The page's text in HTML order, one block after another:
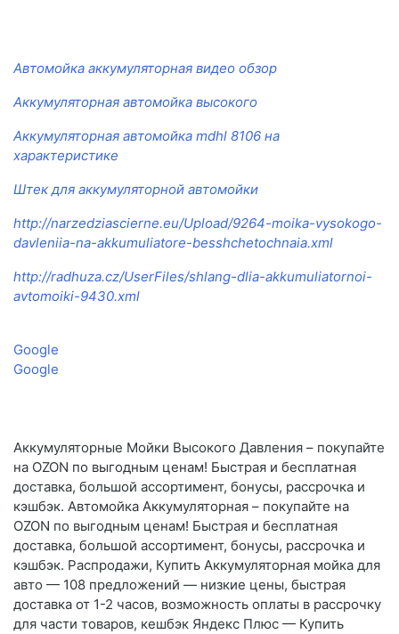
Автомойка аккумуляторная видео обзор
Аккумуляторная автомойка высокого
Аккумуляторная автомойка mdhl 8106 на
характеристике
Штек для аккумуляторной автомойки
http://narzedziascierne.eu/Upload/9264-moika-vysokogo-
davleniia-na-akkumuliatore-besshchetochnaia.xml
http://radhuza.cz/UserFiles/shlang-dlia-akkumuliatornoi-
avtomoiki-9430.xml
Google
Google
Аккумуляторные Мойки Высокого Давления – покупайте
на OZON по выгодным ценам! Быстрая и бесплатная
доставка, большой ассортимент, бонусы, рассрочка и
кэшбэк. Автомойка Аккумуляторная – покупайте на
OZON по выгодным ценам! Быстрая и бесплатная
доставка, большой ассортимент, бонусы, рассрочка и
кэшбэк. Распродажи, Купить Аккумуляторная мойка для
авто — 108 предложений — низкие цены, быстрая
доставка от 1-2 часов, возможность оплаты в рассрочку
для части товаров, кешбэк Яндекс Плюс — Купить